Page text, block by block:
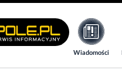
Wiadomości